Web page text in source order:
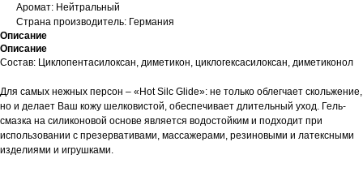
Аромат: Нейтральный
Страна производитель: Германия
Описание
Описание
Состав: Циклопентасилоксан, диметикон, циклогексасилоксан, диметиконол
Для самых нежных персон – «Hot Silc Glide»: не только облегчает скольжение,
но и делает Ваш кожу шелковистой, обеспечивает длительный уход. Гель-
смазка на силиконовой основе является водостойким и подходит при
использовании с презервативами, массажерами, резиновыми и латексными
изделиями и игрушками.